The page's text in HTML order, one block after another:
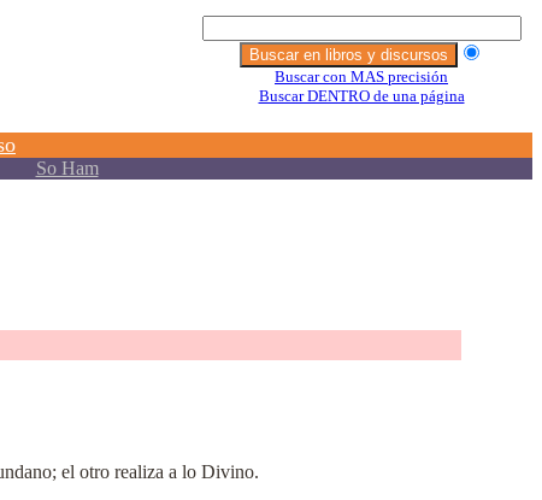
el otro realiza a lo Divino.